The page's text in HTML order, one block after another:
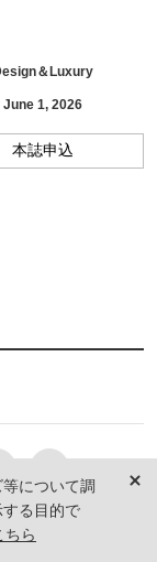
＆Luxury
June 1, 2026
本誌申込
について調
る目的で
ちら